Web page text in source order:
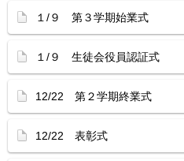
１/９ 第３学期始業式
１/９ 生徒会役員認証式
12/22 第２学期終業式
12/22 表彰式